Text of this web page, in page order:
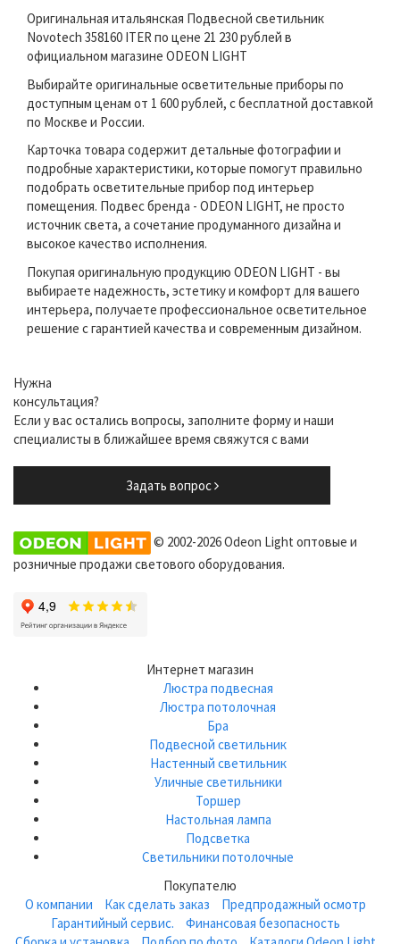
Оригинальная итальянская Подвесной светильник
Novotech 358160 ITER по цене 21 230 рублей в
официальном магазине ODEON LIGHT
Выбирайте оригинальные осветительные приборы по
доступным ценам от 1 600 рублей, с бесплатной доставкой
по Москве и России.
Карточка товара содержит детальные фотографии и
подробные характеристики, которые помогут правильно
подобрать осветительные прибор под интерьер
помещения. Подвес бренда - ODEON LIGHT, не просто
источник света, а сочетание продуманного дизайна и
высокое качество исполнения.
Покупая оригинальную продукцию ODEON LIGHT - вы
выбираете надежность, эстетику и комфорт для вашего
интерьера, получаете профессиональное осветительное
решение с гарантией качества и современным дизайном.
Нужна
консультация?
Если у вас остались вопросы, заполните форму и наши
специалисты в ближайшее время свяжутся с вами
Задать вопрос
© 2002-2026 Odeon Light оптовые и
розничные продажи светового оборудования.
Интернет магазин
Люстра подвесная
Люстра потолочная
Бра
Подвесной светильник
Настенный светильник
Уличные светильники
Торшер
Настольная лампа
Подсветка
Светильники потолочные
Покупателю
О компании
Как сделать заказ
Предпродажный осмотр
Гарантийный сервис.
Финансовая безопасность